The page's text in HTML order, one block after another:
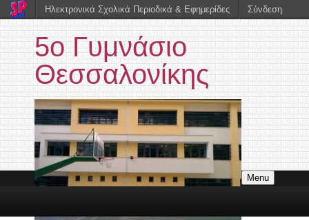
5ο Γυμνάσιο
Θεσσαλονίκης
Menu
Ηλεκτρονικά Σχολικά Περιοδικά & Εφημερίδες Σύνδεση